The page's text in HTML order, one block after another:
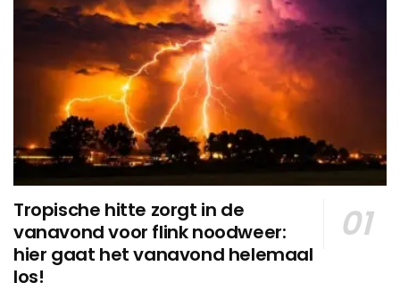
Tropische hitte zorgt in de
vanavond voor flink noodweer:
hier gaat het vanavond helemaal
los!